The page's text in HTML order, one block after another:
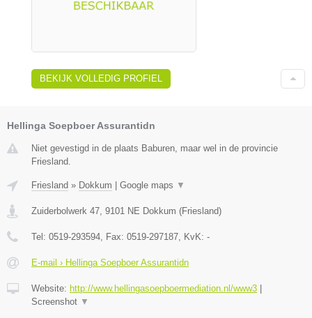
BEKIJK VOLLEDIG PROFIEL
Hellinga Soepboer Assurantidn
Niet gevestigd in de plaats Baburen, maar wel in de provincie
Friesland.
Friesland » Dokkum Google maps ▼
Zuiderbolwerk 47, 9101 NE Dokkum (Friesland)
Tel: 0519-293594, Fax: 0519-297187, KvK: -
E-mail › Hellinga Soepboer Assurantidn
Website: http://www.hellingasoepboermediation.nl/www3
Screenshot ▼